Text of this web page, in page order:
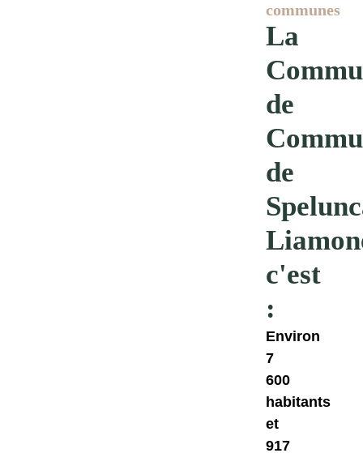
communes
La
de
de
c'est
:
Environ
7
600
habitants
et
917